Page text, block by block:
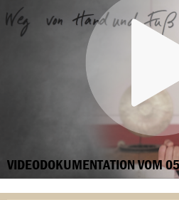
VIDEODOKUMENTATION VOM